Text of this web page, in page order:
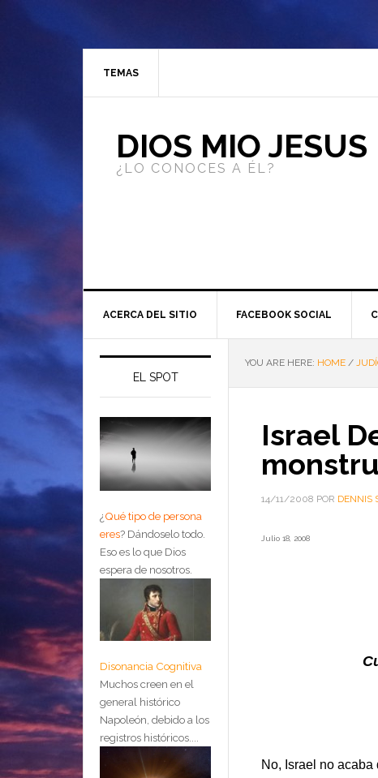
TEMAS
DIOS MIO JESUS
¿LO CONOCES A ÉL?
ACERCA DEL SITIO FACEBOOK SOCIAL
YOU ARE HERE: HOME /
Israel
14/11/2008 POR DENNIS
Julio 18, 2008
No, Israel no
EL SPOT
¿Qué tipo de persona
eres? Dándoselo todo.
Eso es lo que Dios
espera de nosotros.
Disonancia Cognitiva
Muchos creen en el
general histórico
Napoleón, debido a los
registros históricos....